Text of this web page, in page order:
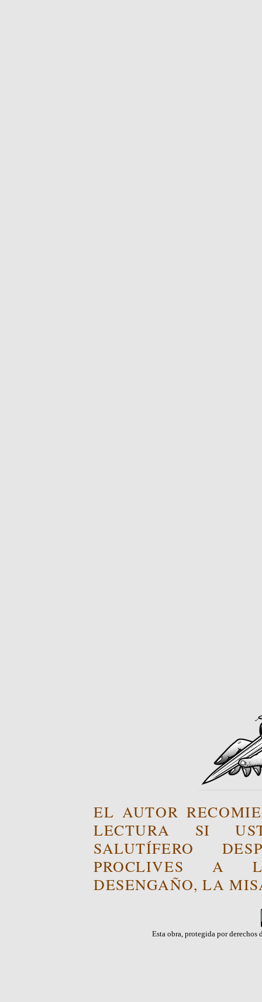
EL AUTOR
LECTURA SI
SALUTÍFERO
PROCLIVES A
DESENGAÑO, LA
Esta obra, protegida por derechos